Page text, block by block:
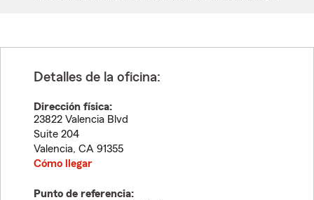
Detalles de la oficina:
Dirección física:
23822 Valencia Blvd
Suite 204
Valencia, CA 91355
Cómo llegar
Punto de referencia: